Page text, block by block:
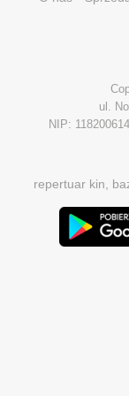
ul.
NIP:
repertuar kin,